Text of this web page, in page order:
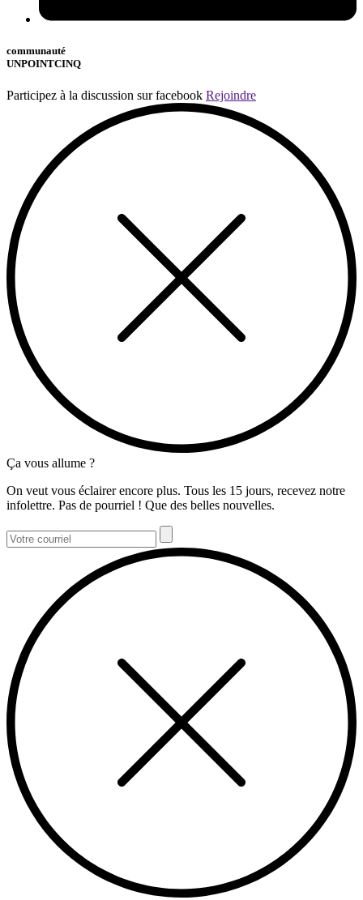
communauté
UNPOINTCINQ
Participez à la discussion sur facebook Rejoindre
Ça vous allume ?
On veut vous éclairer encore plus. Tous les 15 jours, recevez notre
infolettre. Pas de pourriel ! Que des belles nouvelles.